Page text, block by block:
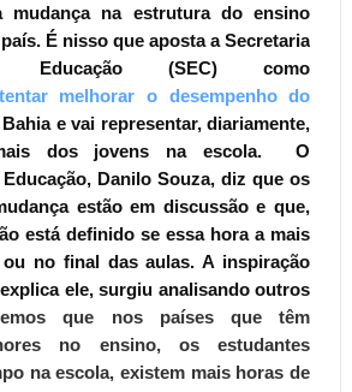
mudança na estrutura do ensino
É nisso que aposta a Secretaria
Educação (SEC) como
tentar melhorar o desempenho do
Bahia e vai representar, diariamente,
dos jovens na escola. O
Danilo Souza, diz que os
estão em discussão e que,
está definido se essa hora a mais
no final das aulas. A inspiração
ele, surgiu analisando outros
que nos países que têm
no ensino, os estudantes
na escola, existem mais horas de